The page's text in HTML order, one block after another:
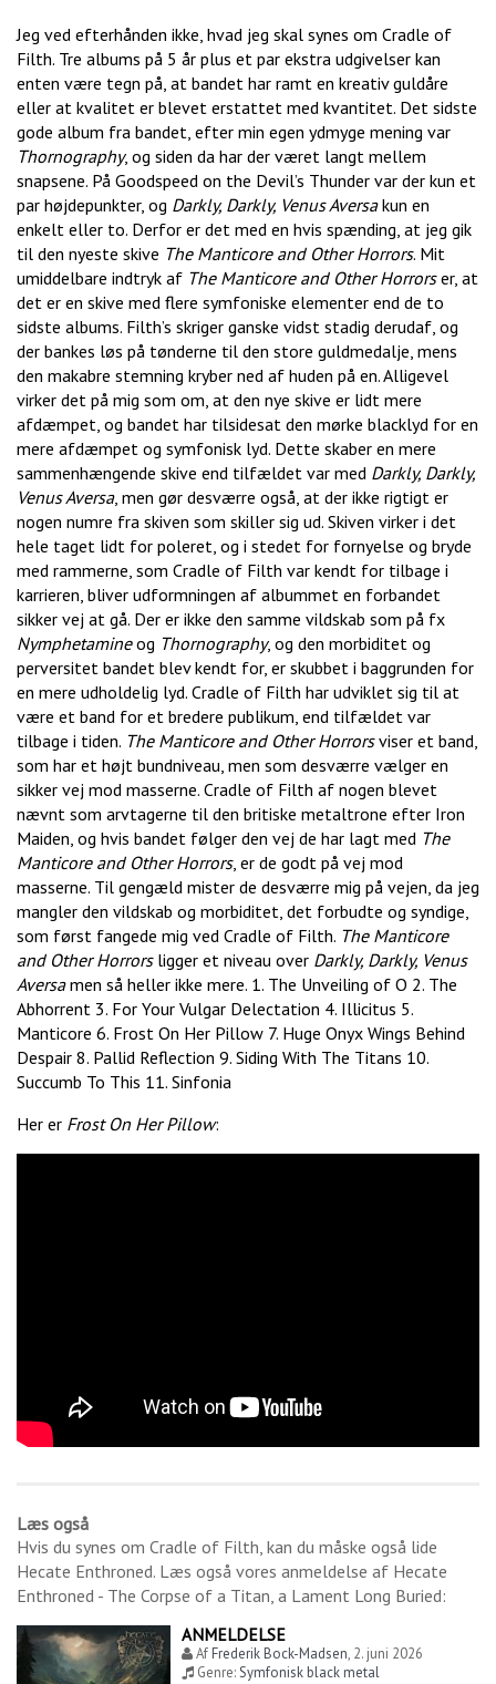
Jeg ved efterhånden ikke, hvad jeg skal synes om Cradle of
Filth. Tre albums på 5 år plus et par ekstra udgivelser kan
enten være tegn på, at bandet har ramt en kreativ guldåre
eller at kvalitet er blevet erstattet med kvantitet. Det sidste
gode album fra bandet, efter min egen ydmyge mening var
Thornography, og siden da har der været langt mellem
snapsene. På Goodspeed on the Devil’s Thunder var der kun et
par højdepunkter, og Darkly, Darkly, Venus Aversakun en
enkelt eller to. Derfor er det med en hvis spænding, at jeg gik
til den nyeste skive The Manticore and Other Horrors. Mit
umiddelbare indtryk af The Manticore and Other Horrorser, at
det er en skive med flere symfoniske elementer end de to
sidste albums. Filth’s skriger ganske vidst stadig derudaf, og
der bankes løs på tønderne til den store guldmedalje, mens
den makabre stemning kryber ned af huden på en. Alligevel
virker det på mig som om, at den nye skive er lidt mere
afdæmpet, og bandet har tilsidesat den mørke blacklyd for en
mere afdæmpet og symfonisk lyd. Dette skaber en mere
sammenhængende skive end tilfældet var med Darkly, Darkly,
Venus Aversa, men gør desværre også, at der ikke rigtigt er
nogen numre fra skiven som skiller sig ud. Skiven virker i det
hele taget lidt for poleret, og i stedet for fornyelse og bryde
med rammerne, som Cradle of Filth var kendt for tilbage i
karrieren, bliver udformningen af albummet en forbandet
sikker vej at gå. Der er ikke den samme vildskab som på fx
Nymphetamineog Thornography, og den morbiditet og
perversitet bandet blev kendt for, er skubbet i baggrunden for
en mere udholdelig lyd. Cradle of Filth har udviklet sig til at
være et band for et bredere publikum, end tilfældet var
tilbage i tiden. The Manticore and Other Horrorsviser et band,
som har et højt bundniveau, men som desværre vælger en
sikker vej mod masserne. Cradle of Filth af nogen blevet
nævnt som arvtagerne til den britiske metaltrone efter Iron
Maiden, og hvis bandet følger den vej de har lagt med The
Manticore and Other Horrors, er de godt på vej mod
masserne. Til gengæld mister de desværre mig på vejen, da jeg
mangler den vildskab og morbiditet, det forbudte og syndige,
som først fangede mig ved Cradle of Filth. The Manticore
and Other Horrorsligger et niveau over Darkly, Darkly, Venus
Aversamen så heller ikke mere. 1. The Unveiling of O 2. The
Abhorrent 3. For Your Vulgar Delectation 4. Illicitus 5.
Manticore 6. Frost On Her Pillow 7. Huge Onyx Wings Behind
Despair 8. Pallid Reflection 9. Siding With The Titans 10.
Succumb To This 11. Sinfonia
Her er Frost On Her Pillow:
Læs også
Hvis du synes om Cradle of Filth, kan du måske også lide
Hecate Enthroned. Læs også vores anmeldelse af Hecate
Enthroned - The Corpse of a Titan, a Lament Long Buried:
ANMELDELSE
AfFrederik Bock-Madsen, 2. juni 2026
Genre:Symfonisk black metal